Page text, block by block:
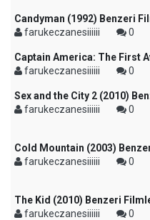
Candyman (1992) Benzeri
farukeczanesiiiiii
0
Captain America: The First
farukeczanesiiiiii
0
Sex and the City 2 (2010)
farukeczanesiiiiii
0
Cold Mountain (2003)
farukeczanesiiiiii
0
The Kid (2010) Benzeri
farukeczanesiiiiii
0